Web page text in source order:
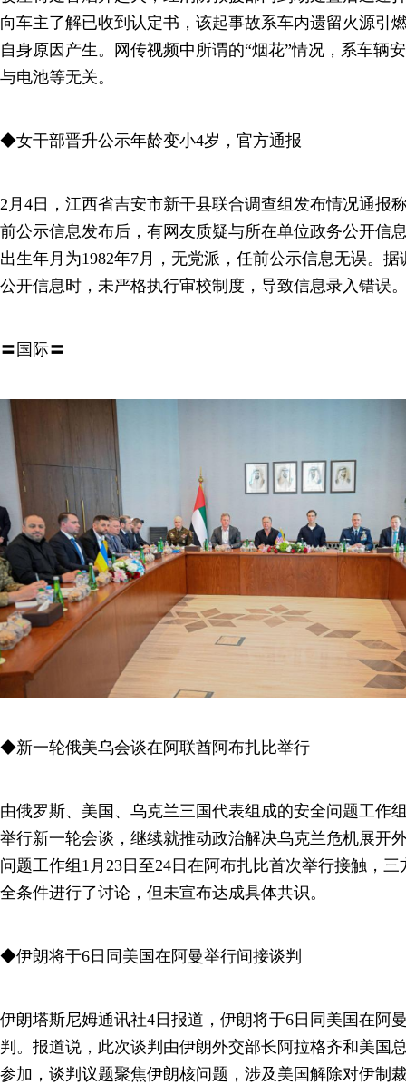
向车主了解已收到认定书，该起事故系车内遗留火源引
自身原因产生。网传视频中所谓的“烟花”情况，系车辆
与电池等无关。
◆女干部晋升公示年龄变小4岁，官方通报
2月4日，江西省吉安市新干县联合调查组发布情况通报
前公示信息发布后，有网友质疑与所在单位政务公开信
出生年月为1982年7月，无党派，任前公示信息无误。
公开信息时，未严格执行审校制度，导致信息录入错误
〓国际〓
◆新一轮俄美乌会谈在阿联酋阿布扎比举行
由俄罗斯、美国、乌克兰三国代表组成的安全问题工作
举行新一轮会谈，继续就推动政治解决乌克兰危机展开
问题工作组1月23日至24日在阿布扎比首次举行接触，
全条件进行了讨论，但未宣布达成具体共识。
◆伊朗将于6日同美国在阿曼举行间接谈判
伊朗塔斯尼姆通讯社4日报道，伊朗将于6日同美国在阿
判。报道说，此次谈判由伊朗外交部长阿拉格齐和美国
参加，谈判议题聚焦伊朗核问题，涉及美国解除对伊制